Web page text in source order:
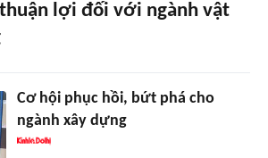
lợi đối với ngành vật
Cơ hội phục hồi, bứt phá cho
ngành xây dựng